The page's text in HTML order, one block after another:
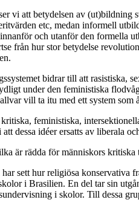
vi att betydelsen av
etc, medan informell
och utanför den formella
från hur stor betydelse
bidrar till att rasistiska,
under den feministiska
vill ta itu med ett system som
feministiska,
dessa idéer ersatts av liberala
är rädda för människors
sett hur religiösa
i Brasilien. En del tar sin
i skolor. Till dessa